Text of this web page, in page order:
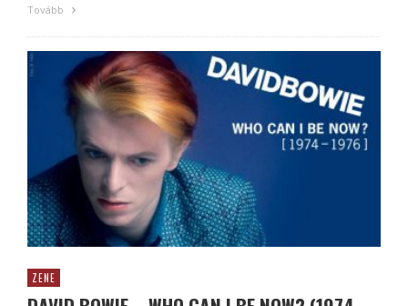
Tovább
ZENE